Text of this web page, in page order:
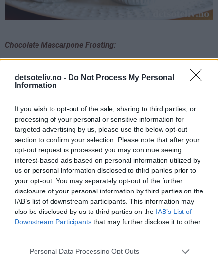
detsoteliv.no - Do Not Process My Personal
Information
If you wish to opt-out of the sale, sharing to third parties, or
processing of your personal or sensitive information for
targeted advertising by us, please use the below opt-out
section to confirm your selection. Please note that after your
opt-out request is processed you may continue seeing
interest-based ads based on personal information utilized by
us or personal information disclosed to third parties prior to
your opt-out. You may separately opt-out of the further
disclosure of your personal information by third parties on the
IAB’s list of downstream participants. This information may
also be disclosed by us to third parties on the IAB’s List of
Downstream Participants that may further disclose it to other
Personal Data Processing Opt Outs
Chocolate Mascarpone Frosting:
Tilsett romtemperert mascarponeost og visp blandingen
Rør deretter i kakao og melis, så du får en glatt og fin
sjokoladekrem.
Ha sjokoladekremen i en sprøytepose og pynt
hver sjokolademuffins med en vakker "swirl" med
sjokoladekrem.